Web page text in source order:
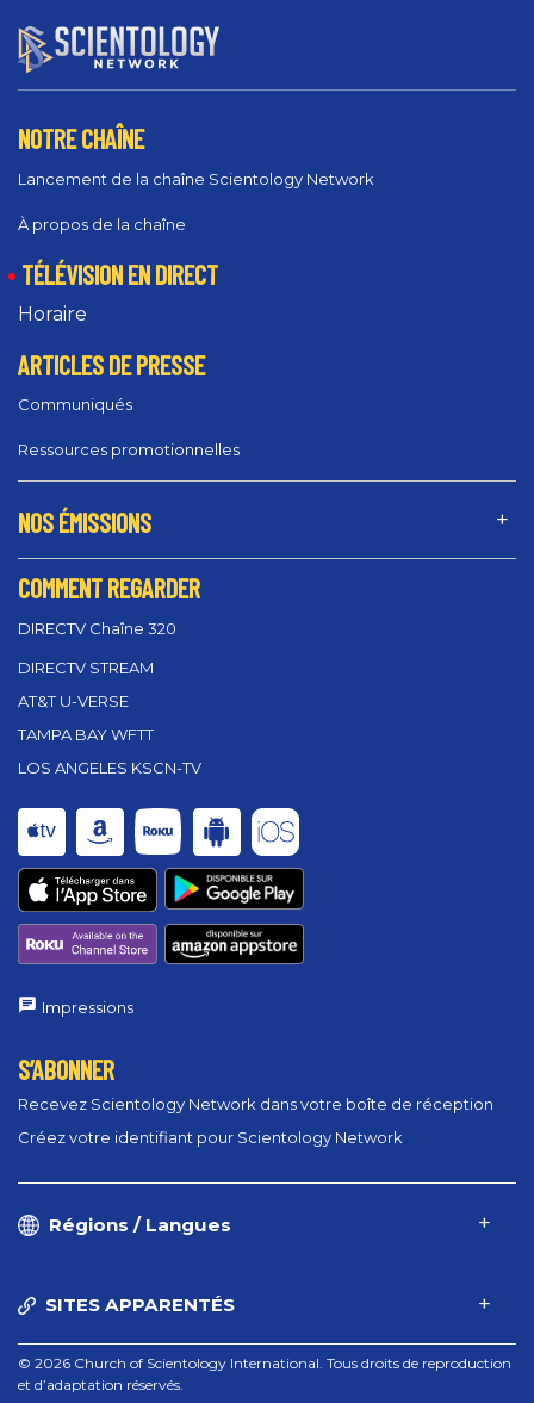
NOTRE CHAÎNE
Lancement de la chaîne Scientology Network
À propos de la chaîne
TÉLÉVISION EN DIRECT
Horaire
ARTICLES DE PRESSE
Communiqués
Ressources promotionnelles
NOS ÉMISSIONS
COMMENT REGARDER
DIRECTV Chaîne 320
DIRECTV STREAM
AT&T U-VERSE
TAMPA BAY WFTT
LOS ANGELES KSCN-TV
Impressions
S’ABONNER
Recevez Scientology Network dans votre boîte de réception
Créez votre identifiant pour Scientology Network
Régions / Langues
SITES APPARENTÉS
© 2026 Church of Scientology International. Tous droits de reproduction
et d’adaptation réservés.